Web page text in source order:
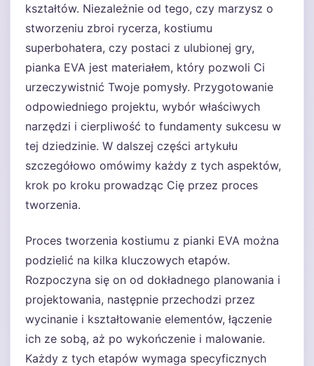
kształtów. Niezależnie od tego, czy marzysz o
stworzeniu zbroi rycerza, kostiumu
superbohatera, czy postaci z ulubionej gry,
pianka EVA jest materiałem, który pozwoli Ci
urzeczywistnić Twoje pomysły. Przygotowanie
odpowiedniego projektu, wybór właściwych
narzędzi i cierpliwość to fundamenty sukcesu w
tej dziedzinie. W dalszej części artykułu
szczegółowo omówimy każdy z tych aspektów,
krok po kroku prowadząc Cię przez proces
tworzenia.
Proces tworzenia kostiumu z pianki EVA można
podzielić na kilka kluczowych etapów.
Rozpoczyna się on od dokładnego planowania i
projektowania, następnie przechodzi przez
wycinanie i kształtowanie elementów, łączenie
ich ze sobą, aż po wykończenie i malowanie.
Każdy z tych etapów wymaga specyficznych